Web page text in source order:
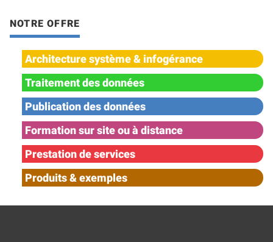
NOTRE OFFRE
Architecture système & infogérance
Traitement des données
Publication des données
Formation sur site ou à distance
Prestation de services
Produits & exemples